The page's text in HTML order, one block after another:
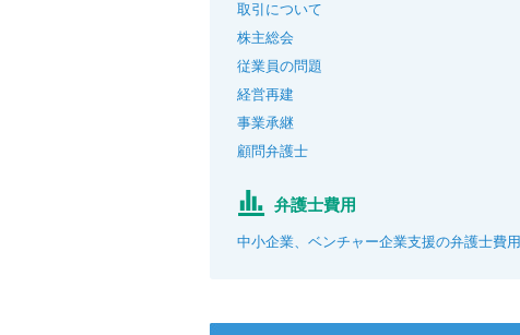
取引について
株主総会
従業員の問題
経営再建
事業承継
顧問弁護士
弁護士費用
中小企業、ベンチャー企業支援の弁護士費用